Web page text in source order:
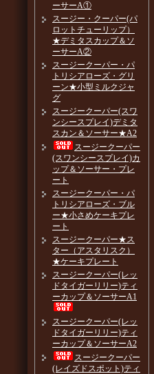
ーサーA①
スージー・クーパー(パ
ロットチューリップ）
★デミタスカップ＆ソ
ーサーA②
スージークーパー・パ
トリシアローズ・グリ
ーン★小型ミルクジャ
グ
スージークーパー(スワ
ンシースプレイ)デミタ
スカン＆ソーサー★A2
スージークーパー
(スワンシースプレイ)カ
ップ＆ソーサー・プレ
ート
スージークーパー・パ
トリシアローズ・ブル
ー★小さめケーキプレ
ート
スージークーパー★ス
ター（アスタリスク）
★ケーキプレート
スージークーパー(レッ
ドタイガーリリー)ティ
ーカップ＆ソーサーA1
スージークーパー(レッ
ドタイガーリリー)ティ
ーカップ＆ソーサーA2
スージークーパー
(レイズドスポット)ティ